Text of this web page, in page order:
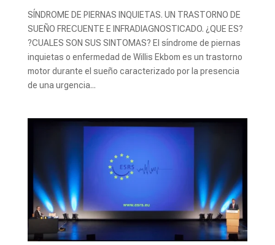
SÍNDROME DE PIERNAS INQUIETAS. UN TRASTORNO DE
SUEÑO FRECUENTE E INFRADIAGNOSTICADO. ¿QUE ES?
?CUALES SON SUS SINTOMAS? El síndrome de piernas
inquietas o enfermedad de Willis Ekbom es un trastorno
motor durante el sueño caracterizado por la presencia
de una urgencia...